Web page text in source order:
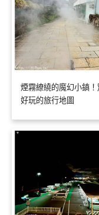
煙霧繚繞的魔幻小鎮
好玩的旅行地圖